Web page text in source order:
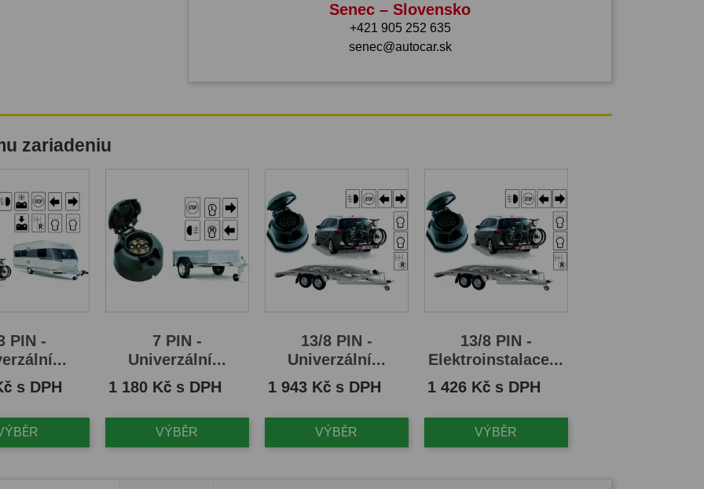
Senec – Slovensko
+421 905 252 635
senec@autocar.sk
zariadeniu
PIN -
s DPH
7 PIN -
Univerzální...
Cena
1 180 Kč s DPH
VÝBĚR
13/8 PIN -
Univerzální...
Cena
1 943 Kč s DPH
VÝBĚR
13/8 PIN -
Elektroinstalace...
Cena
1 426 Kč s DPH
VÝBĚR